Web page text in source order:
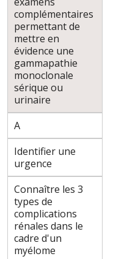
complémentaires
permettant de
mettre en
évidence une
gammapathie
monoclonale
sérique ou
urinaire
A
Identifier une
urgence
Connaître les 3
types de
complications
rénales dans le
cadre d'un
myélome